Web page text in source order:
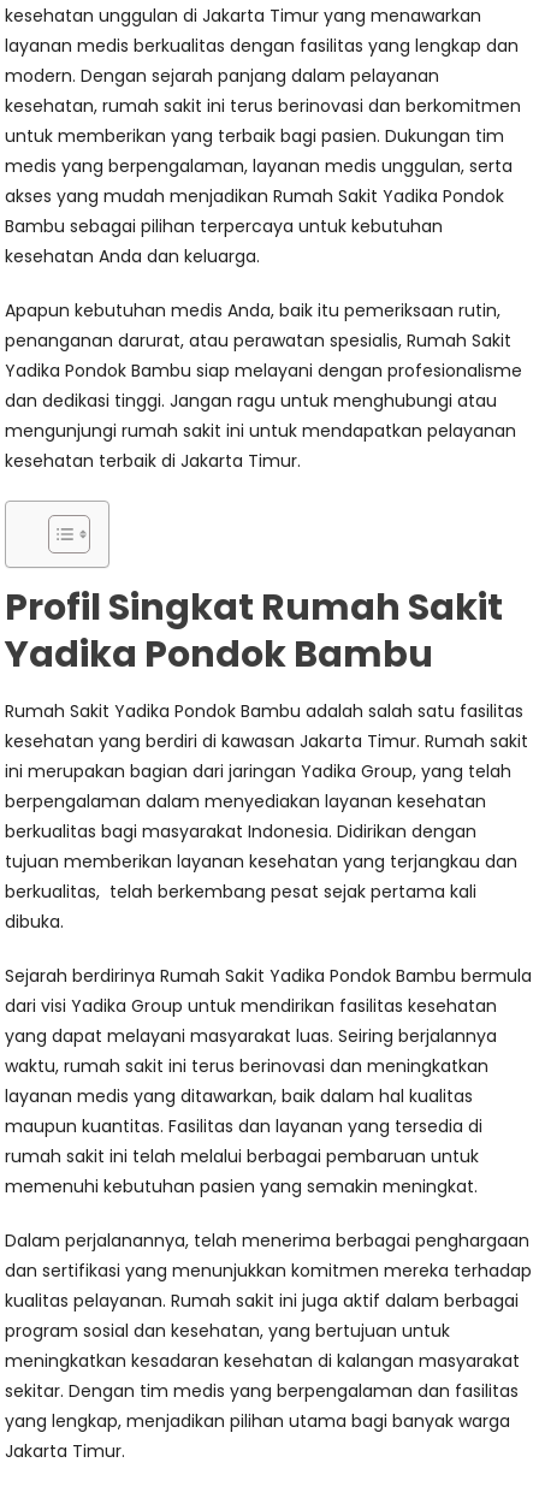
kesehatan unggulan di Jakarta Timur yang menawarkan
layanan medis berkualitas dengan fasilitas yang lengkap dan
modern. Dengan sejarah panjang dalam pelayanan
kesehatan, rumah sakit ini terus berinovasi dan berkomitmen
untuk memberikan yang terbaik bagi pasien. Dukungan tim
medis yang berpengalaman, layanan medis unggulan, serta
akses yang mudah menjadikan Rumah Sakit Yadika Pondok
Bambu sebagai pilihan terpercaya untuk kebutuhan
kesehatan Anda dan keluarga.
Apapun kebutuhan medis Anda, baik itu pemeriksaan rutin,
penanganan darurat, atau perawatan spesialis, Rumah Sakit
Yadika Pondok Bambu siap melayani dengan profesionalisme
dan dedikasi tinggi. Jangan ragu untuk menghubungi atau
mengunjungi rumah sakit ini untuk mendapatkan pelayanan
kesehatan terbaik di Jakarta Timur.
Profil Singkat Rumah Sakit
Yadika Pondok Bambu
Rumah Sakit Yadika Pondok Bambu adalah salah satu fasilitas
kesehatan yang berdiri di kawasan Jakarta Timur. Rumah sakit
ini merupakan bagian dari jaringan Yadika Group, yang telah
berpengalaman dalam menyediakan layanan kesehatan
berkualitas bagi masyarakat Indonesia. Didirikan dengan
tujuan memberikan layanan kesehatan yang terjangkau dan
berkualitas, telah berkembang pesat sejak pertama kali
dibuka.
Sejarah berdirinya Rumah Sakit Yadika Pondok Bambu bermula
dari visi Yadika Group untuk mendirikan fasilitas kesehatan
yang dapat melayani masyarakat luas. Seiring berjalannya
waktu, rumah sakit ini terus berinovasi dan meningkatkan
layanan medis yang ditawarkan, baik dalam hal kualitas
maupun kuantitas. Fasilitas dan layanan yang tersedia di
rumah sakit ini telah melalui berbagai pembaruan untuk
memenuhi kebutuhan pasien yang semakin meningkat.
Dalam perjalanannya, telah menerima berbagai penghargaan
dan sertifikasi yang menunjukkan komitmen mereka terhadap
kualitas pelayanan. Rumah sakit ini juga aktif dalam berbagai
program sosial dan kesehatan, yang bertujuan untuk
meningkatkan kesadaran kesehatan di kalangan masyarakat
sekitar. Dengan tim medis yang berpengalaman dan fasilitas
yang lengkap, menjadikan pilihan utama bagi banyak warga
Jakarta Timur.